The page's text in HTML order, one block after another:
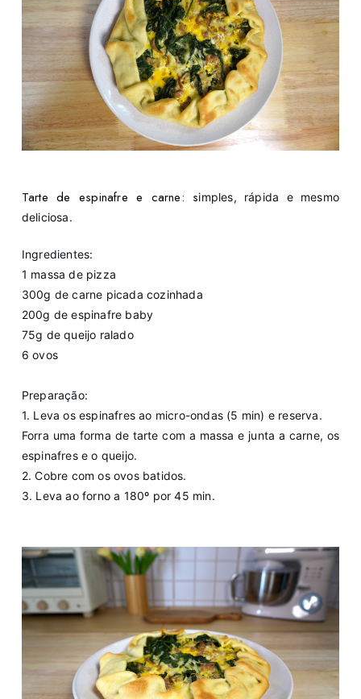
Tarte de espinafre e carne: simples, rápida e mesmo
deliciosa.
Ingredientes:
1 massa de pizza
300g de carne picada cozinhada
200g de espinafre baby
75g de queijo ralado
6 ovos
Preparação:
1. Leva os espinafres ao micro-ondas (5 min) e reserva.
Forra uma forma de tarte com a massa e junta a carne, os
espinafres e o queijo.
2. Cobre com os ovos batidos.
3. Leva ao forno a 180º por 45 min.